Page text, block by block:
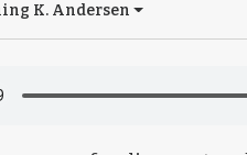
K. Andersen